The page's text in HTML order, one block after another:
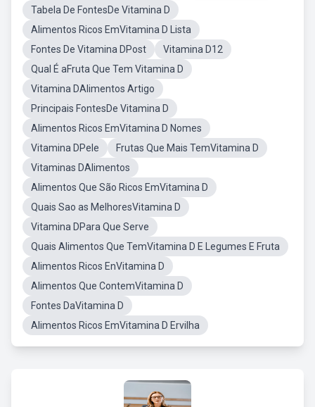
Tabela De FontesDe Vitamina D
Alimentos Ricos EmVitamina D Lista
Fontes De Vitamina DPost
Vitamina D12
Qual É aFruta Que Tem Vitamina D
Vitamina DAlimentos Artigo
Principais FontesDe Vitamina D
Alimentos Ricos EmVitamina D Nomes
Vitamina DPele
Frutas Que Mais TemVitamina D
Vitaminas DAlimentos
Alimentos Que São Ricos EmVitamina D
Quais Sao as MelhoresVitamina D
Vitamina DPara Que Serve
Quais Alimentos Que TemVitamina D E Legumes E Fruta
Alimentos Ricos EnVitamina D
Alimentos Que ContemVitamina D
Fontes DaVitamina D
Alimentos Ricos EmVitamina D Ervilha